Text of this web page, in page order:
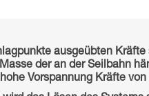
ausgeübten
der an der Seilbahn
Vorspannung Kräfte